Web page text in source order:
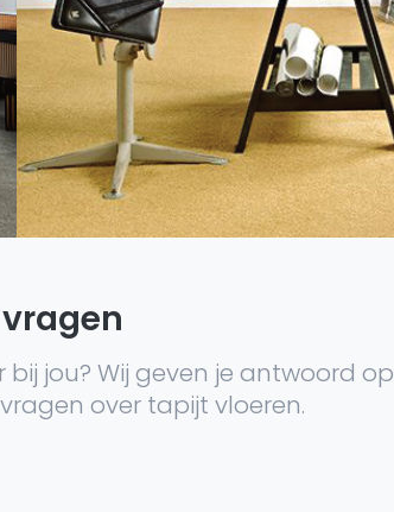
jou? Wij geven je antwoord op
over tapijt vloeren.